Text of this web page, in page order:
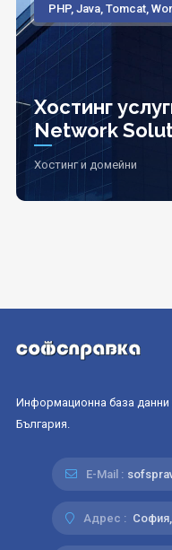
PHP, Java, Tomcat,
Хостинг
Network
Хостинг и домейни
Информационна база данни
България.
E-Mail :
Адрес :